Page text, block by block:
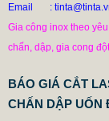
Email :
Gia công inox theo
chấn, dập, gia cong
BÁO GIÁ CẮT
CHẤN DẬP UỐN